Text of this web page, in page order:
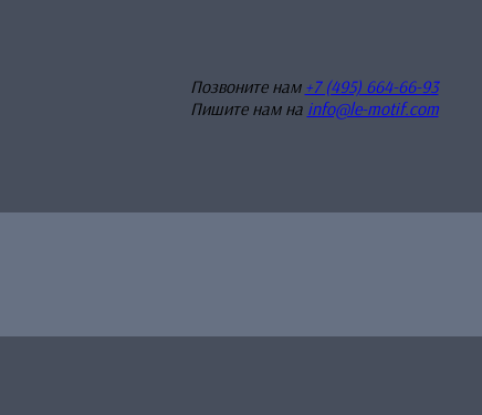
Позвоните нам +7 (495) 664-66-93
Пишите нам на info@le-motif.com